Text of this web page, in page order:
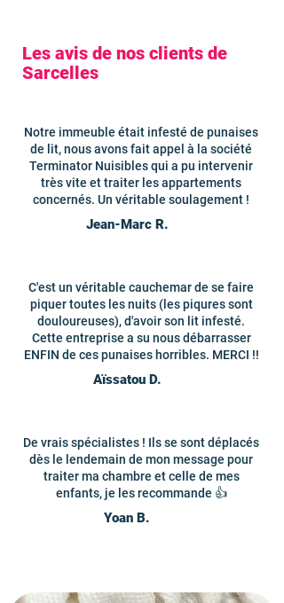
Les avis de nos clients de
Sarcelles
Notre immeuble était infesté de punaises
de lit, nous avons fait appel à la société
Terminator Nuisibles qui a pu intervenir
très vite et traiter les appartements
concernés. Un véritable soulagement !
Jean-Marc R.
C'est un véritable cauchemar de se faire
piquer toutes les nuits (les piqures sont
douloureuses), d'avoir son lit infesté.
Cette entreprise a su nous débarrasser
ENFIN de ces punaises horribles. MERCI !!
Aïssatou D.
De vrais spécialistes ! Ils se sont déplacés
dès le lendemain de mon message pour
traiter ma chambre et celle de mes
enfants, je les recommande 👍
Yoan B.